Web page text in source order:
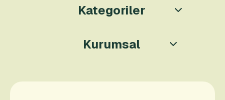
Kategoriler
Kurumsal